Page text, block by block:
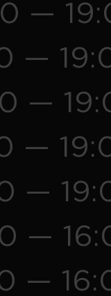
—
—
—
—
—
—
—